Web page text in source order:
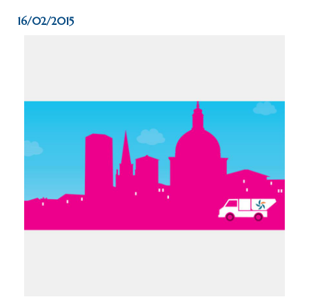
16/02/2015